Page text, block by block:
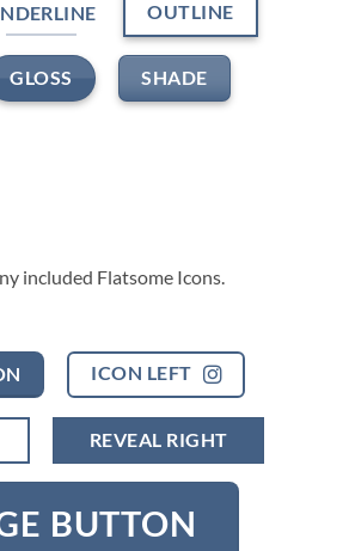
OUTLINE
GLOSS SHADE
included Flatsome Icons.
ICON LEFT
REVEAL RIGHT
BUTTON